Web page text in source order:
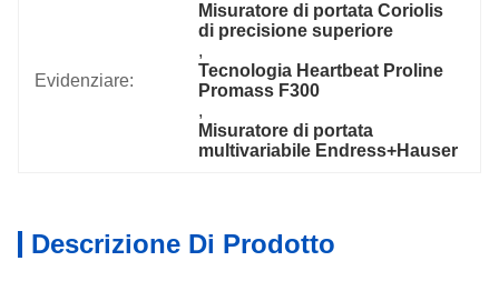
Evidenziare:
Misuratore di portata Coriolis
di precisione superiore
,
Tecnologia Heartbeat Proline
Promass F300
,
Misuratore di portata
multivariabile Endress+Hauser
Descrizione Di Prodotto